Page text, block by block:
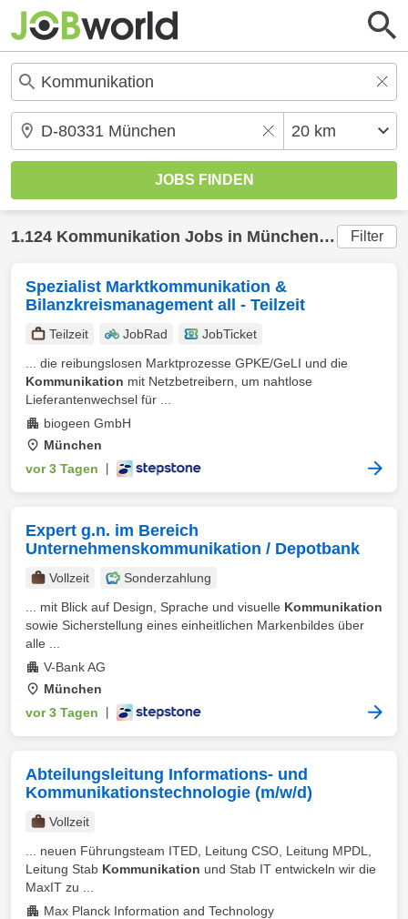
1.124 Kommunikation Jobs in München(20 km)
Filter
Spezialist Marktkommunikation &
Bilanzkreismanagement all - Teilzeit
Teilzeit JobRad
JobTicket
... die reibungslosen Marktprozesse GPKE/GeLI und die
Kommunikation mit Netzbetreibern, um nahtlose
Lieferantenwechsel für ...
biogeen GmbH
München
vor 3 Tagen
Expert g.n. im Bereich
Unternehmenskommunikation / Depotbank
Vollzeit
Sonderzahlung
... mit Blick auf Design, Sprache und visuelle Kommunikation
sowie Sicherstellung eines einheitlichen Markenbildes über
alle ...
V-Bank AG
München
vor 3 Tagen
Abteilungsleitung Informations- und
Kommunikationstechnologie (m/w/d)
Vollzeit
... neuen Führungsteam ITED, Leitung CSO, Leitung MPDL,
Leitung Stab Kommunikation und Stab IT entwickeln wir die
MaxIT zu ...
Max Planck Information and Technology